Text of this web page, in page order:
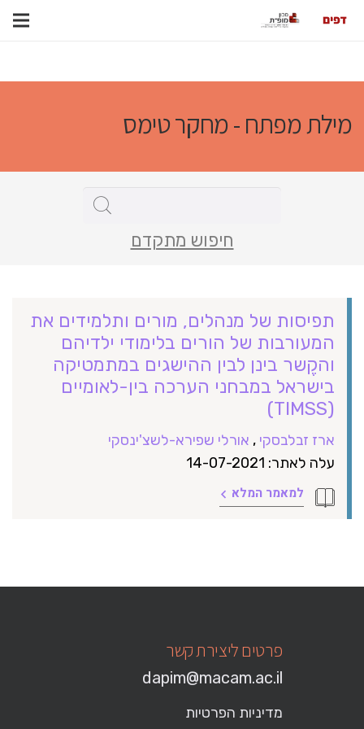
מילת מפתח - מחקר טימס
חיפוש מתקדם
תפיסות של מנהלים, מורים ותלמידים את
המעורבות של הורים בלימודי ילדיהם
והקֶשר בינן לבין ההישגים במתמטיקה
בישראל במבחני הערכה בין-לאומיים
(TIMSS)
ארז זבלבסקי , אורלי שפירא-לשצ'ינסקי
עלה לאתר: 14-07-2021
למאמר המלא
פרטים ליצירת קשר
dapim@macam.ac.il
מדיניות הפרטיות